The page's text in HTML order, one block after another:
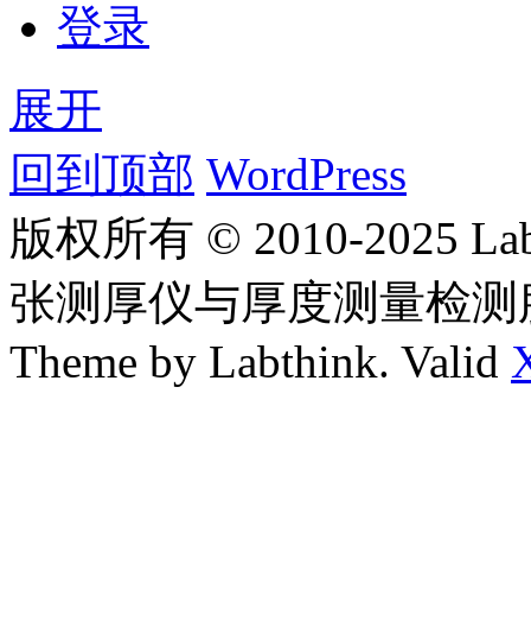
登录
展开
回到顶部 WordPress
版权所有 © 2010-2025
张测厚仪与厚度测量检
Theme by Labthink. Valid